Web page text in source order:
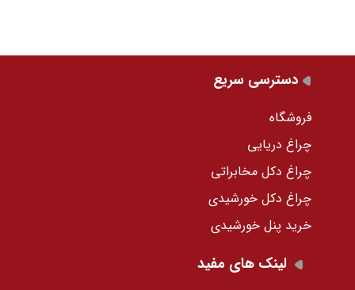
دسترسی سریع
فروشگاه
چراغ دریایی
چراغ دکل مخابراتی
چراغ دکل خورشیدی
خرید پنل خورشیدی
لینک های مفید